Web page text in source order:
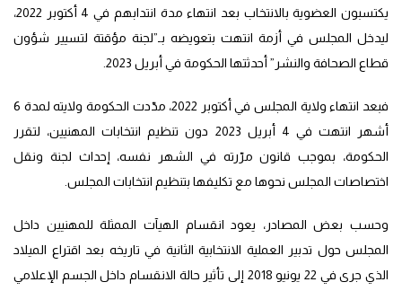
يكتسبون العضوية بالانتخاب بعد انتهاء مدة انتدابهم في 4 أكتوبر 2022،
ليدخل المجلس في أزمة انتهت بتعويضه بـ”لجنة مؤقتة لتسيير شؤون
قطاع الصحافة والنشر” أحدثتها الحكومة في أبريل 2023.
فبعد انتهاء ولاية المجلس في أكتوبر 2022، مدّدت الحكومة ولايته لمدة 6
أشهر انتهت في 4 أبريل 2023 دون تنظيم انتخابات المهنيين، لتقرر
الحكومة، بموجب قانون مرّرته في الشهر نفسه، إحداث لجنة ونقل
اختصاصات المجلس نحوها مع تكليفها بتنظيم انتخابات المجلس.
وحسب بعض المصادر، يعود انقسام الهيآت الممثلة للمهنيين داخل
المجلس حول تدبير العملية الانتخابية الثانية في تاريخه بعد اقتراع الميلاد
الذي جرى في 22 يونيو 2018 إلى تأثير حالة الانقسام داخل الجسم الإعلامي